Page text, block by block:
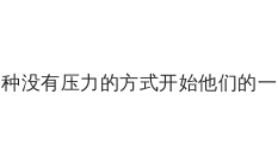
没有压力的方式开始他们的一